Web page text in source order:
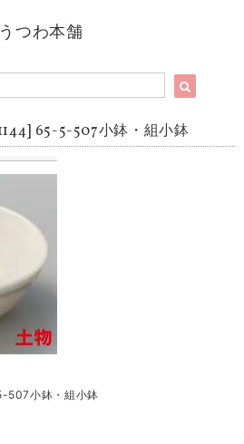
うつわ本舗
65-5-507小鉢・組小鉢
507小鉢・組小鉢